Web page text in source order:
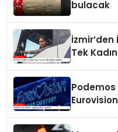
bulacak
Tek
Podemos